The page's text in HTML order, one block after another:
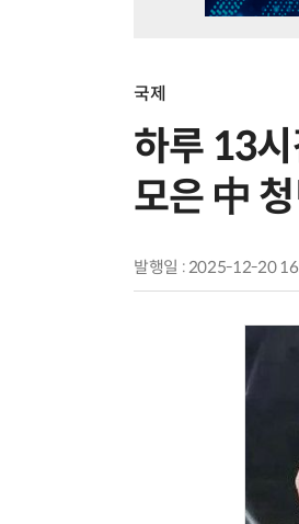
국제
하루 13
모은 中
발행일 : 2025-12-20